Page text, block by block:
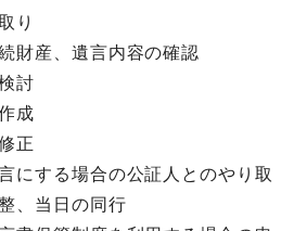
り
財産、遺言内容の確認
討
成
正
にする場合の公証人とのやり取
、当日の同行